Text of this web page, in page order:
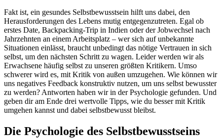
Fakt ist, ein gesundes Selbstbewusstsein hilft uns dabei, den
Herausforderungen des Lebens mutig entgegenzutreten. Egal ob
erstes Date, Backpacking-Trip in Indien oder der Jobwechsel nach
Jahrzehnten an einem Arbeitsplatz – wer sich auf unbekannte
Situationen einlässt, braucht unbedingt das nötige Vertrauen in sich
selbst, um den nächsten Schritt zu wagen. Leider werden wir als
Erwachsene häufig selbst zu unseren größten Kritikern. Umso
schwerer wird es, mit Kritik von außen umzugehen. Wie können wir
uns negatives Feedback konstruktiv nutzen, um uns selbst bewusster
zu werden? Antworten haben wir in der Psychologie gefunden. Und
geben dir am Ende drei wertvolle Tipps, wie du besser mit Kritik
umgehen kannst und dabei selbstbewusst bleibst.
Die Psychologie des Selbstbewusstseins